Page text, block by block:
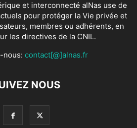
et interconnecté alNas use de
pour protéger la Vie privée et
membres ou adhérents, en
les directives de la CNIL.
nous: contact[@]alnas.fr
NOUS